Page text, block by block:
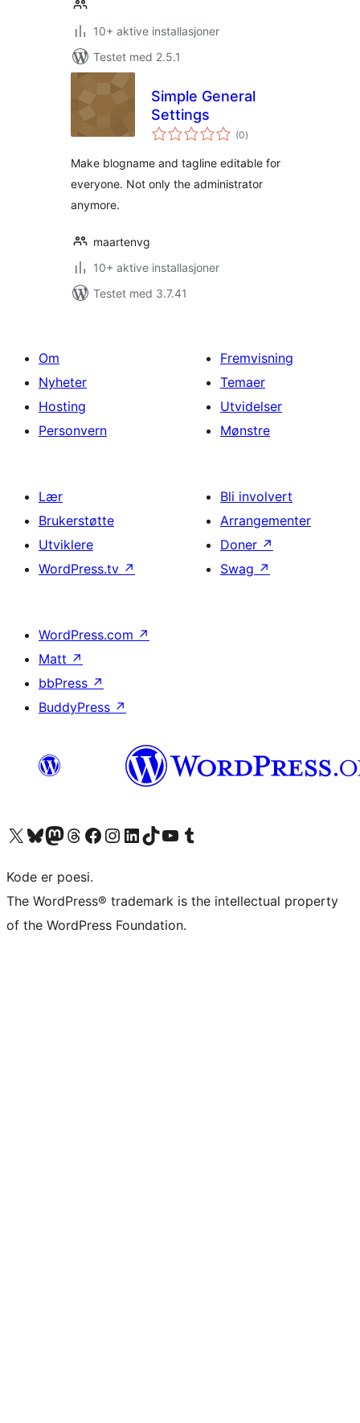
10+ aktive installasjoner
Testet med 2.5.1
Simple General
Settings
(0totale
vurderinger
)
Make blogname and tagline editable for
everyone. Not only the administrator
anymore.
maartenvg
10+ aktive installasjoner
Testet med 3.7.41
Om
Nyheter
Hosting
Personvern
Fremvisning
Temaer
Utvidelser
Mønstre
Lær
Brukerstøtte
Utviklere
WordPress.tv ↗
Bli involvert
Arrangementer
Doner ↗
Swag ↗
WordPress.com ↗
Matt ↗
bbPress ↗
BuddyPress ↗
Besøk vår konto på X Visit our Bluesky account
Besøk vår Mastodon-konto
Visit our Threads account
Besøk vår Facebook-sideBesøk vår Instagram-konto
Besøk vår LinkedIn-konto
Visit our TikTok account
Visit our YouTube channel
Visit our Tumblr account
Kode er poesi.
The WordPress® trademark is the intellectual property
of the WordPress Foundation.